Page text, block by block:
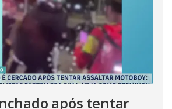
após tentar